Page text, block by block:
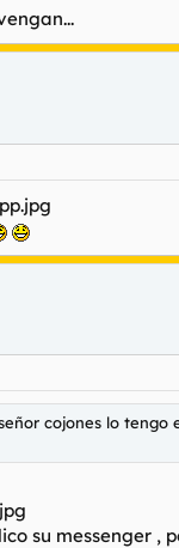
señor cojones lo tengo
su messenger ,